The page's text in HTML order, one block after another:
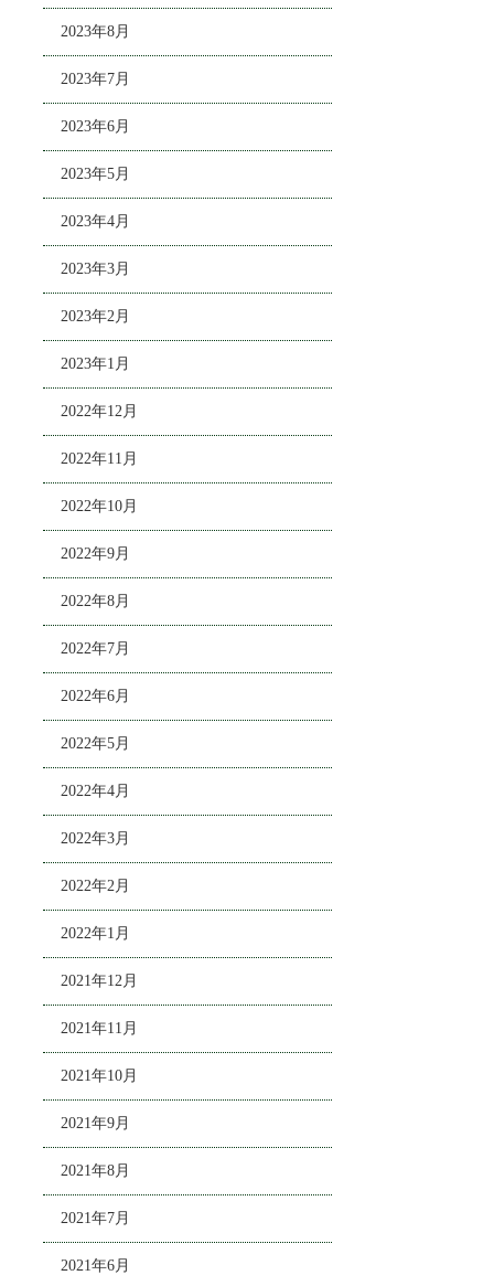
2023年8月
2023年7月
2023年6月
2023年5月
2023年4月
2023年3月
2023年2月
2023年1月
2022年12月
2022年11月
2022年10月
2022年9月
2022年8月
2022年7月
2022年6月
2022年5月
2022年4月
2022年3月
2022年2月
2022年1月
2021年12月
2021年11月
2021年10月
2021年9月
2021年8月
2021年7月
2021年6月